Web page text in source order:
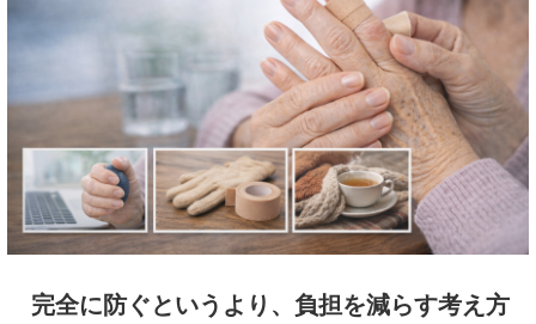
完全に防ぐというより、負担を減らす考え方